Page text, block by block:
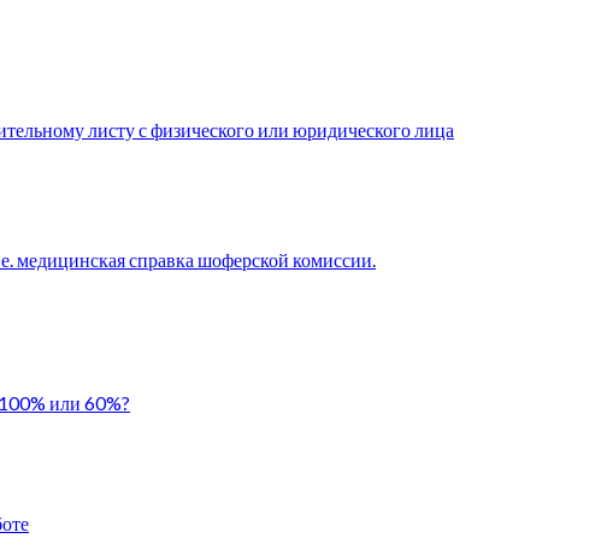
листу с физического или юридического лица
справка шоферской комиссии.
или 60%?